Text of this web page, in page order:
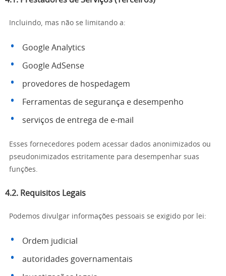
Incluindo, mas não se limitando a:
Google Analytics
Google AdSense
provedores de hospedagem
Ferramentas de segurança e desempenho
serviços de entrega de e-mail
Esses fornecedores podem acessar dados anonimizados ou
pseudonimizados estritamente para desempenhar suas
funções.
4.2. Requisitos Legais
Podemos divulgar informações pessoais se exigido por lei:
Ordem judicial
autoridades governamentais